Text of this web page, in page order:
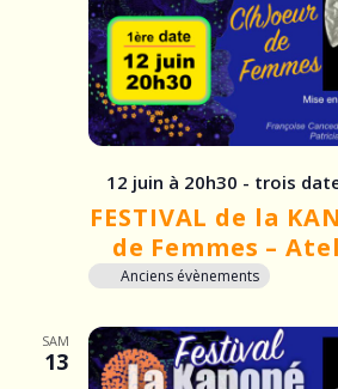
FESTIVAL de la
de Femmes –
12 juin à 20h30 - trois
Anciens évènements
SAM
13